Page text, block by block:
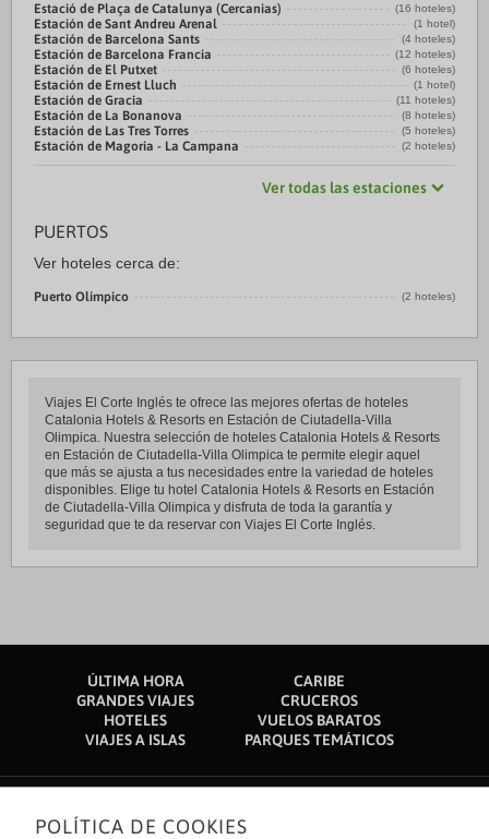
Estació de Plaça de Catalunya (Cercanias) (16 hoteles)
Estación de Sant Andreu Arenal (1 hotel)
Estación de Barcelona Sants (4 hoteles)
Estación de Barcelona Francia (12 hoteles)
Estación de El Putxet (6 hoteles)
Estación de Ernest Lluch (1 hotel)
Estación de Gracia (11 hoteles)
Estación de La Bonanova (8 hoteles)
Estación de Las Tres Torres (5 hoteles)
Estación de Magoria - La Campana (2 hoteles)
Ver todas las estaciones
PUERTOS
Ver hoteles cerca de:
Puerto Olímpico (2 hoteles)
Viajes El Corte Inglés te ofrece las mejores ofertas de hoteles
Catalonia Hotels & Resorts en Estación de Ciutadella-Villa
Olimpica. Nuestra selección de hoteles Catalonia Hotels & Resorts
en Estación de Ciutadella-Villa Olimpica te permite elegir aquel
que más se ajusta a tus necesidades entre la variedad de hoteles
disponibles. Elige tu hotel Catalonia Hotels & Resorts en Estación
de Ciutadella-Villa Olimpica y disfruta de toda la garantía y
seguridad que te da reservar con Viajes El Corte Inglés.
ÚLTIMA HORA
CARIBE
GRANDES VIAJES
CRUCEROS
HOTELES
VUELOS BARATOS
VIAJES A ISLAS
PARQUES TEMÁTICOS
Sobre nosotros
POLÍTICA DE COOKIES